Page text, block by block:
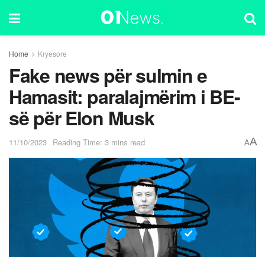
Home Kryesore
Fake news për sulmin e
Hamasit: paralajmërim i BE-
së për Elon Musk
11/10/2023 Reading Time: 3 mins read AA